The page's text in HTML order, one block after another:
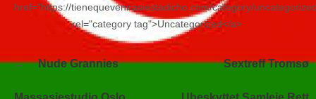
href="https://tienequevenirasiestadicho.com/category/
rel="category tag">Uncategorized</a>
Navegación
de
Nude Grannies Sextreff Tromsø